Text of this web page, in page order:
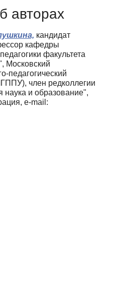
авторах
кандидат
кафедры
факультета
Московский
педагогический
член редколлегии
наука и образование",
e-mail: